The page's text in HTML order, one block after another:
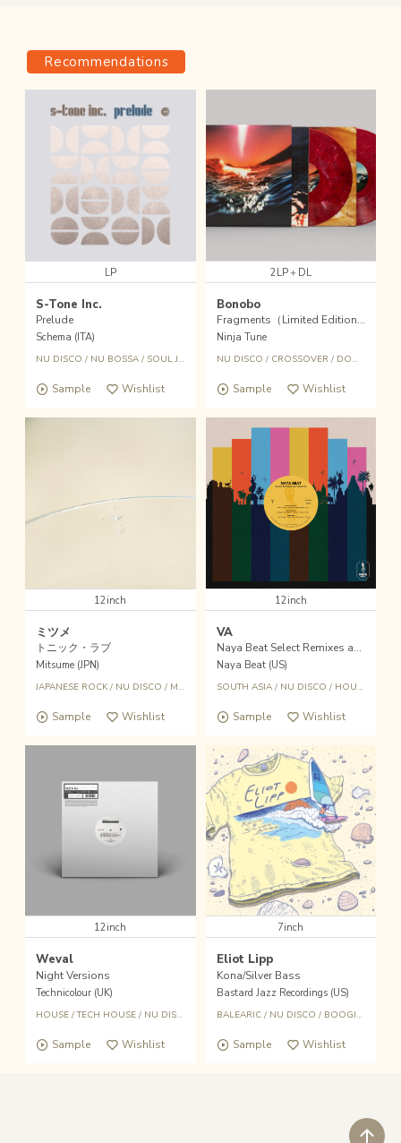
Recommendations
LP
S-Tone Inc.
Prelude
Schema (ITA)
NU DISCO / NU BOSSA/ SOUL JAZZ DOWNTEMPO
Sample Wishlist
2LP＋DL
Bonobo
Fragments（Limited Edition / Red Marbled Vinyl）
Ninja Tune
NU DISCO / CROSSOVER / DOWNTEMPO
Sample Wishlist
12inch
ミツメ
トニック・ラブ
Mitsume (JPN)
JAPANESE ROCK/ NU DISCO / MITSUME /TOFUBEATS
Sample Wishlist
12inch
VA
Naya Beat Select Remixes and Reworks
Naya Beat (US)
SOUTH ASIA/ NU DISCO / HOUSE
Sample Wishlist
12inch
Weval
Night Versions
Technicolour (UK)
HOUSE/TECH HOUSE/ NU DISCO ELECTRONIC SOUL
Sample Wishlist
7inch
Eliot Lipp
Kona/Silver Bass
Bastard Jazz Recordings (US)
BALEARIC/ NU DISCO / BOOGIE /
Sample Wishlist